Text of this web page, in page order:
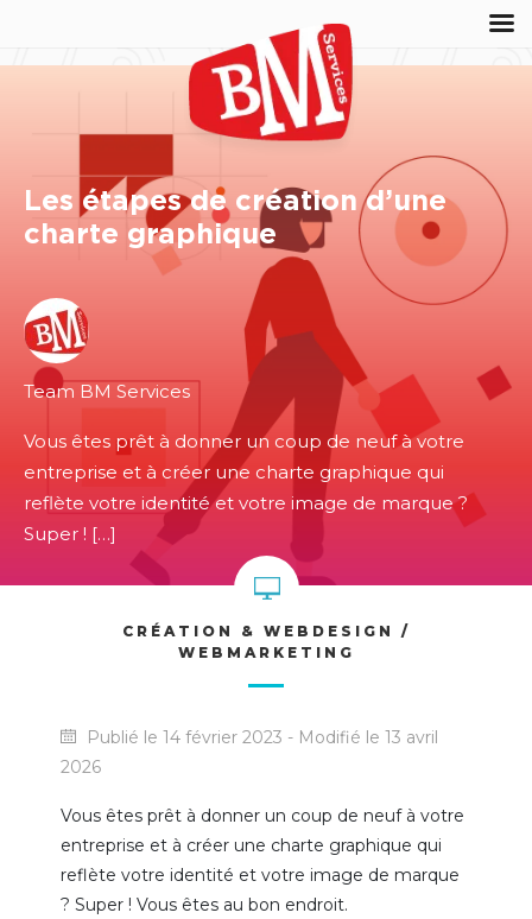
Les étapes de création d’une
charte graphique
Team BM Services
Vous êtes prêt à donner un coup de neuf à votre
entreprise et à créer une charte graphique qui
reflète votre identité et votre image de marque ?
Super ! […]
CRÉATION & WEBDESIGN /
WEBMARKETING
Publié le 14 février 2023 - Modifié le 13 avril
2026
Vous êtes prêt à donner un coup de neuf à votre
entreprise et à créer une charte graphique qui
reflète votre identité et votre image de marque
? Super ! Vous êtes au bon endroit.